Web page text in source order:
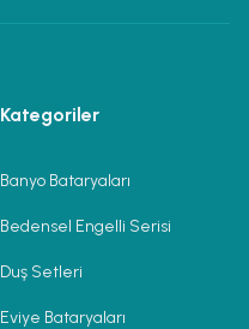
Kategoriler
Banyo Bataryaları
Bedensel Engelli Serisi
Duş Setleri
Eviye Bataryaları